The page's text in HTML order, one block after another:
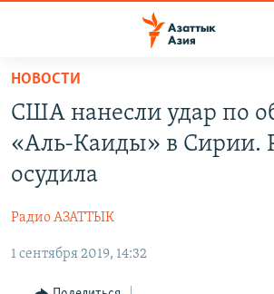
Вернуться
основному
содержанию
главной
Вернутся
ТАДЖИКИСТАН
ҚАЗАҚША
КЫРГЫЗЧА
ПОДПИШИТЕСЬ НА НАС В СОЦСЕТЯХ
НОВОСТИ
США нанесли удар по
«Аль-Каиды» в Сирии.
осудила
Радио АЗАТТЫК
1 сентября 2019, 14:32